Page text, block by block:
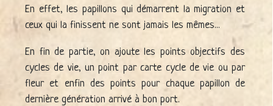
En effet, les papillons qui démarrent la migration et
ceux qui la finissent ne sont jamais les mêmes...
En fin de partie, on ajoute les points objectifs des
cycles de vie, un point par carte cycle de vie ou par
fleur et enfin des points pour chaque papillon de
dernière génération arrivé à bon port.